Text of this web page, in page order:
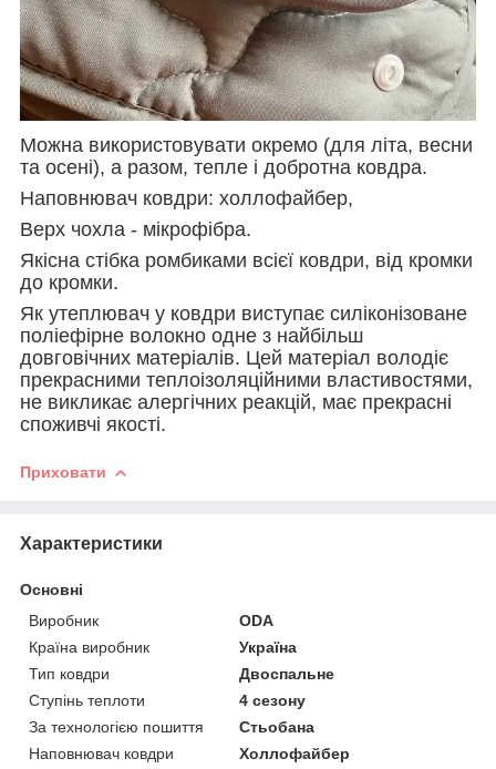
Можна використовувати окремо (для літа, весни
та осені), а разом, тепле і добротна ковдра.
Наповнювач ковдри: холлофайбер,
Верх чохла - мікрофібра.
Якісна стібка ромбиками всієї ковдри, від кромки
до кромки.
Як утеплювач у ковдри виступає силіконізоване
поліефірне волокно одне з найбільш
довговічних матеріалів. Цей матеріал володіє
прекрасними теплоізоляційними властивостями,
не викликає алергічних реакцій, має прекрасні
споживчі якості.
Приховати
Характеристики
Основні
Виробник
ODA
Країна виробник
Україна
Тип ковдри
Двоспальне
Ступінь теплоти
4 сезону
За технологією пошиття
Стьобана
Наповнювач ковдри
Холлофайбер